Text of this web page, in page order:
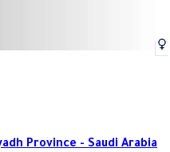
Province - Saudi Arabia